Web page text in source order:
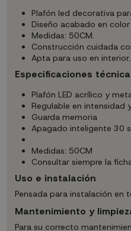
Plafón led decorativa
Diseño acabado en
Medidas: 50CM.
Construcción cuidada
Apta para uso en interior.
Especificaciones
Plafón LED acrílico y
Regulable en intensidad
Guarda memoria
Apagado inteligente 30
Medidas: 50CM
Consultar siempre la
Uso e instalación
Pensada para instalación en
Mantenimiento y
Para su correcto